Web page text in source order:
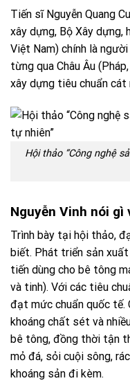
Tiến sĩ Nguyễn Quang
xây dựng, Bộ Xây dựng,
Việt Nam) chính là
từng qua Châu Âu
xây dựng tiêu chuẩn cát
Hội thảo “Công nghệ
Nguyễn Vinh nói gì
Trình bày tại hội thảo,
biết. Phát triển sản
tiến dùng cho bê tông
và tinh). Với các tiêu
đạt mức chuẩn quốc
khoáng chất sét và
bê tông, đồng thời tận
mỏ đá, sỏi cuội sông,
khoáng sản đi kèm.